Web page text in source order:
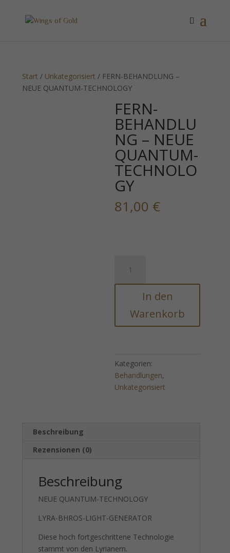
Start / Unkategorisiert / FERN-BEHANDLUNG –
NEUE QUANTUM-TECHNOLOGY
FERN-
BEHANDLU
NG – NEUE
QUANTUM-
TECHNOLO
GY
81,00 €
BEHANDLUNG
-
QUANTUM-
TECHNOLOGY
In den
Warenkorb
Kategorien:
Behandlungen,
Unkategorisiert
Beschreibung
Rezensionen (0)
Beschreibung
NEUE QUANTUM-TECHNOLOGY
LYRA-BHROS-LIGHT-GENERATOR
Diese hoch fortgeschrittene Technologie
stammt von den Lyrianern.